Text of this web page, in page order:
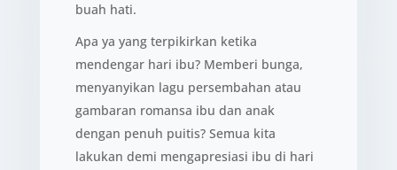
buah hati.
Apa ya yang terpikirkan ketika
mendengar hari ibu? Memberi bunga,
menyanyikan lagu persembahan atau
gambaran romansa ibu dan anak
dengan penuh puitis? Semua kita
lakukan demi mengapresiasi ibu di hari